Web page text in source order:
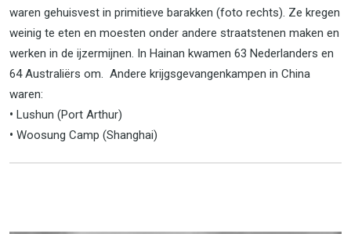
waren gehuisvest in primitieve barakken (foto rechts). Ze kregen
weinig te eten en moesten onder andere straatstenen maken en
werken in de ijzermijnen. In Hainan kwamen 63 Nederlanders en
64 Australiërs om. Andere krijgsgevangenkampen in China
waren:
• Lushun (Port Arthur)
• Woosung Camp (Shanghai)